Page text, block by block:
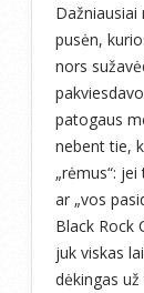
pusėn,
nors
patogaus
nebent tie,
„rėmus“:
ar „vos
Black Rock
juk viskas
dėkingas